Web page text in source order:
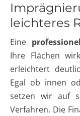
leichteres
Eine
Ihre Flächen
erleichtert
Egal ob innen
setzen wir auf
Verfahren. Die